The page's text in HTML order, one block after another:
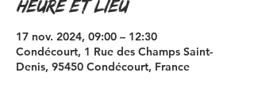
Heure et lieu
17 nov. 2024, 09:00 – 12:30
Condécourt, 1 Rue des Champs Saint-
Denis, 95450 Condécourt, France